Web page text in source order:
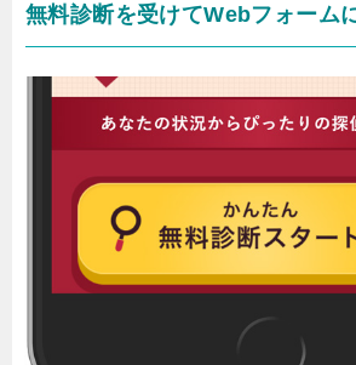
無料診断を受けてWebフォーム